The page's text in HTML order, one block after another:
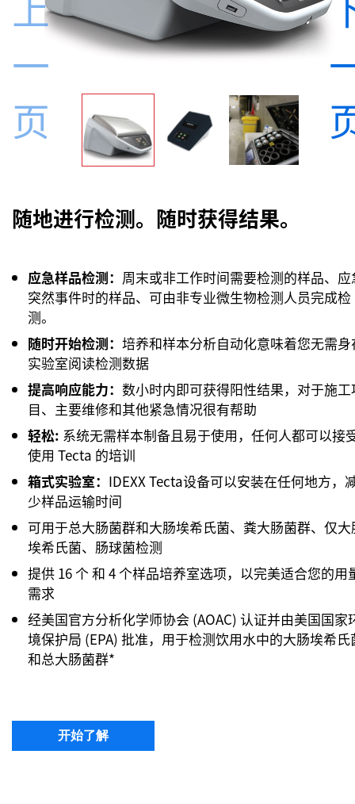
一
页
随地进行检测。随时获得结果。
应急样品检测： 周末或非工作时间需要检测的样品、应
突然事件时的样品、可由非专业微生物检测人员完成检
测。
随时开始检测： 培养和样本分析自动化意味着您无需身
实验室阅读检测数据
提高响应能力： 数小时内即可获得阳性结果，对于施工
目、主要维修和其他紧急情况很有帮助
轻松: 系统无需样本制备且易于使用，任何人都可以接
使用 Tecta 的培训
箱式实验室： IDEXX Tecta设备可以安装在任何地方，
少样品运输时间
可用于总大肠菌群和大肠埃希氏菌、粪大肠菌群、仅大
埃希氏菌、肠球菌检测
提供 16 个 和 4 个样品培养室选项，以完美适合您的用
需求
经美国官方分析化学师协会 (AOAC) 认证并由美国国家
境保护局 (EPA) 批准，用于检测饮用水中的大肠埃希氏
和总大肠菌群*
开始了解